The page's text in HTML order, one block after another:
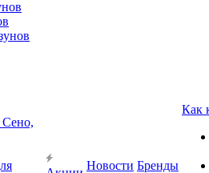
Сено,
Новости Бренды
Как